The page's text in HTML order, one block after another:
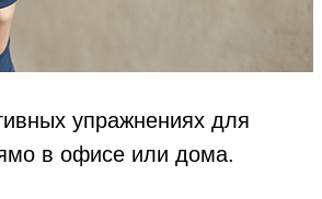
упражнениях для
в офисе или дома.